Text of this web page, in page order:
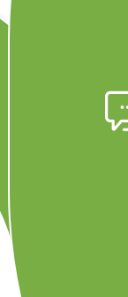
#ahorro familiar